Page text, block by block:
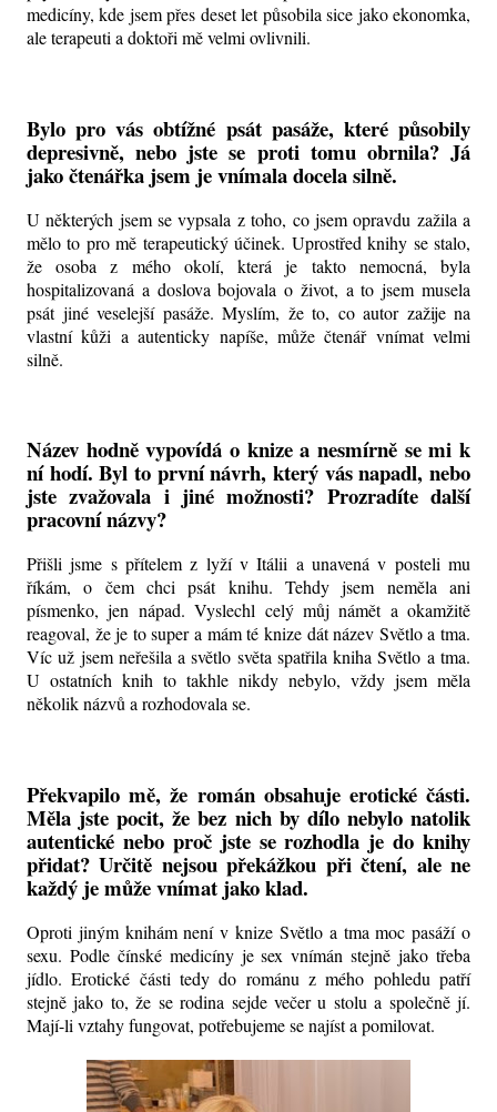
medicíny, kde jsem přes deset let působila sice jako ekonomka,
ale terapeuti a doktoři mě velmi ovlivnili.
Bylo pro vás obtížné psát pasáže, které působily
depresivně, nebo jste se proti tomu obrnila? Já
jako čtenářka jsem je vnímala docela silně.
U některých jsem se vypsala z toho, co jsem opravdu zažila a
mělo to pro mě terapeutický účinek. Uprostřed knihy se stalo,
že osoba z mého okolí, která je takto nemocná, byla
hospitalizovaná a doslova bojovala o život, a to jsem musela
psát jiné veselejší pasáže. Myslím, že to, co autor zažije na
vlastní kůži a autenticky napíše, může čtenář vnímat velmi
silně.
Název hodně vypovídá o knize a nesmírně se mi k
ní hodí. Byl to první návrh, který vás napadl, nebo
jste zvažovala i jiné možnosti? Prozradíte další
pracovní názvy?
Přišli jsme s přítelem z lyží v Itálii a unavená v posteli mu
říkám, o čem chci psát knihu. Tehdy jsem neměla ani
písmenko, jen nápad. Vyslechl celý můj námět a okamžitě
reagoval, že je to super a mám té knize dát název Světlo a tma.
Víc už jsem neřešila a světlo světa spatřila kniha Světlo a tma.
U ostatních knih to takhle nikdy nebylo, vždy jsem měla
několik názvů a rozhodovala se.
Překvapilo mě, že román obsahuje erotické části.
Měla jste pocit, že bez nich by dílo nebylo natolik
autentické nebo proč jste se rozhodla je do knihy
přidat? Určitě nejsou překážkou při čtení, ale ne
každý je může vnímat jako klad.
Oproti jiným knihám není v knize Světlo a tma moc pasáží o
sexu. Podle čínské medicíny je sex vnímán stejně jako třeba
jídlo. Erotické části tedy do románu z mého pohledu patří
stejně jako to, že se rodina sejde večer u stolu a společně jí.
Mají-li vztahy fungovat, potřebujeme se najíst a pomilovat.